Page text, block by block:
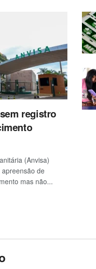
registro
(Anvisa)
de
mas não...